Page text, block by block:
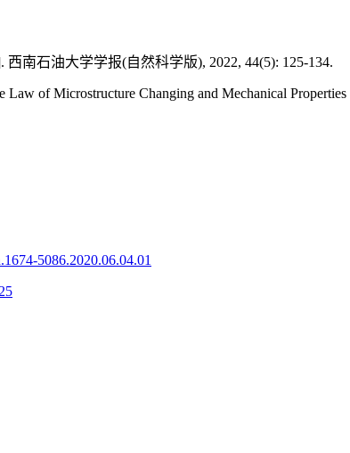
南石油大学学报(自然科学版), 2022, 44(5): 125-134.
of Microstructure Changing and Mechanical
5086.2020.06.04.01